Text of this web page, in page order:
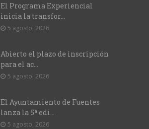
El Programa Experiencial
inicia la transfor...
5 agosto, 2026
Abierto el plazo de inscripción
para el ac...
5 agosto, 2026
El Ayuntamiento de Fuentes
lanza la 5ª edi...
5 agosto, 2026